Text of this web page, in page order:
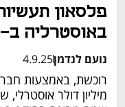
באוסטרליה ב-70 מיליון שקל
נועם לנדמן4.9.25